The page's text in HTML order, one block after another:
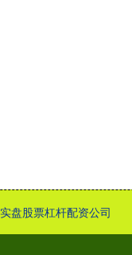
实盘股票杠杆配资公司